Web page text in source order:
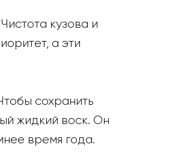
кузова и
а эти
сохранить
жидкий воск. Он
время года.